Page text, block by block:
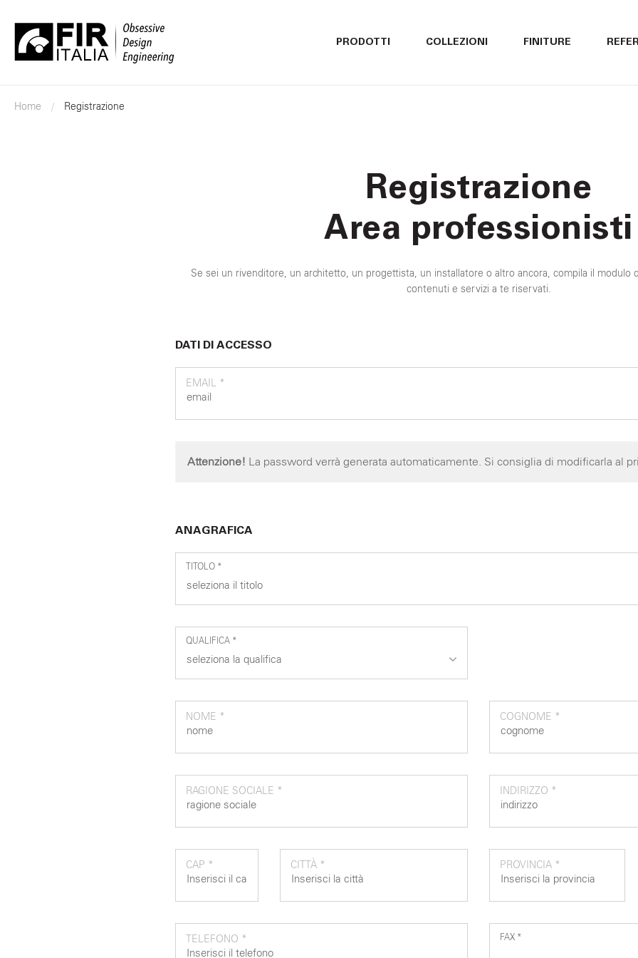
PRODOTTI COLLEZIONI FINITURE
Home Registrazione
Registrazione
Area professionisti
Se sei un rivenditore, un architetto, un progettista, un installatore o altro ancora, compila il modulo
contenuti e servizi a te riservati.
DATI DI ACCESSO
EMAIL *
Attenzione! La password verrà generata automaticamente. Si consiglia di modificarla al
ANAGRAFICA
TITOLO *
QUALIFICA *
NOME * COGNOME *
RAGIONE SOCIALE * INDIRIZZO *
CAP * CITTÀ * PROVINCIA *
TELEFONO * FAX *
ITALIANO
ITALIANO